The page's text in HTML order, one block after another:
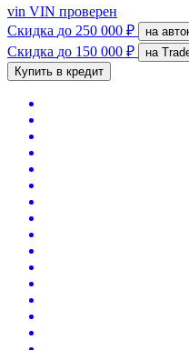
vin VIN проверен
Скидка до 250 000 ₽ на
Скидка до 150 000 ₽
на
Купить в кредит